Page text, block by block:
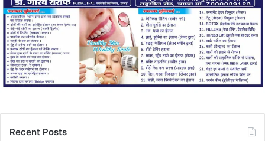
Recent Posts